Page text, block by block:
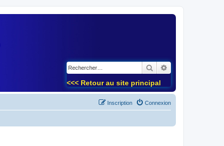
Rechercher
<<< Retour au site principal
Connexion
Inscription